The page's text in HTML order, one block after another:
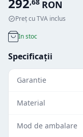
RON
Preț cu TVA inclus
In stoc
Specificații
Garantie
Material
Mod de ambalare